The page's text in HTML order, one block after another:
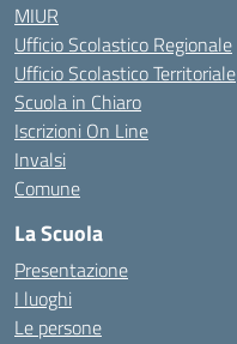
MIUR
Ufficio Scolastico Regionale
Ufficio Scolastico Territoriale
Scuola in Chiaro
Iscrizioni On Line
Invalsi
Comune
La Scuola
Presentazione
I luoghi
Le persone